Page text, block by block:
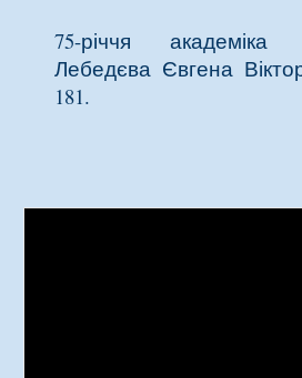
75-річчя
Лебедєва Євгена
181.